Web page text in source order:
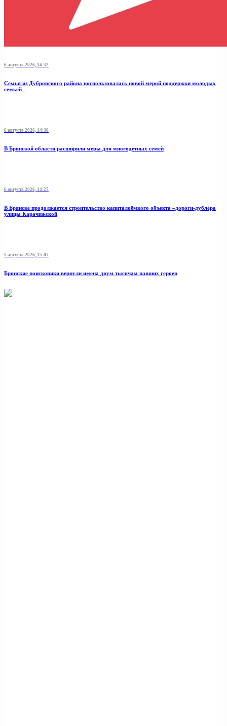
6 августа 2026, 14:32
Семья из Дубровского района воспользовалась новой мерой поддержки молодых
семьей
6 августа 2026, 14:30
В Брянской области расширили меры для многодетных семей
6 августа 2026, 14:27
В Брянске продолжается строительство капиталоёмкого объекта –дороги-дублёра
улицы Карачижской
5 августа 2026, 15:07
Брянские поисковики вернули имена двум тысячам павших героев